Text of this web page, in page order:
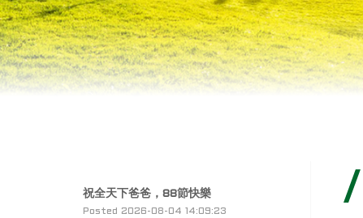
祝全天下爸爸，88節快樂
Posted 2026-08-04 14:09:23